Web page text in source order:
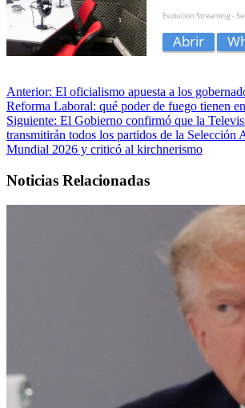
Anterior: El oficialismo apuesta a los
Reforma Laboral: qué poder de fuego tienen
Siguiente: El Gobierno confirmó que la
transmitirán todos los partidos de la Selección
Mundial 2026 y criticó al kirchnerismo
Noticias Relacionadas